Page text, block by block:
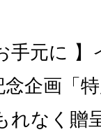
手元に
企画「
れなく贈